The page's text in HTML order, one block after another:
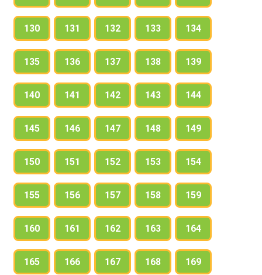
130 131 132 133 134
135 136 137 138 139
140 141 142 143 144
145 146 147 148 149
150 151 152 153 154
155 156 157 158 159
160 161 162 163 164
165 166 167 168 169